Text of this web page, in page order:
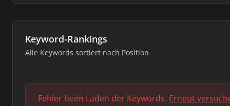
Keyword-Rankings
Alle Keywords sortiert nach Position
Fehler beim Laden der Keywords. Erneut